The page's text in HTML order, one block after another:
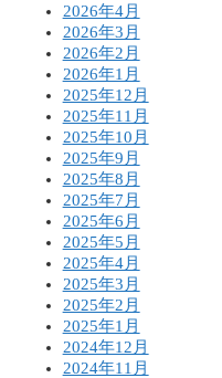
2026年4月
2026年3月
2026年2月
2026年1月
2025年12月
2025年11月
2025年10月
2025年9月
2025年8月
2025年7月
2025年6月
2025年5月
2025年4月
2025年3月
2025年2月
2025年1月
2024年12月
2024年11月